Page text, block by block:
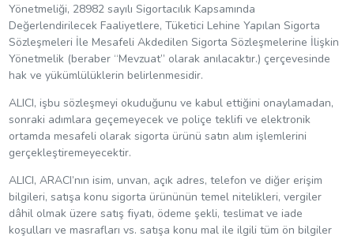
Yönetmeliği, 28982 sayılı Sigortacılık Kapsamında
Değerlendirilecek Faaliyetlere, Tüketici Lehine Yapılan Sigorta
Sözleşmeleri İle Mesafeli Akdedilen Sigorta Sözleşmelerine İlişkin
Yönetmelik (beraber “Mevzuat” olarak anılacaktır.) çerçevesinde
hak ve yükümlülüklerin belirlenmesidir.
ALICI, işbu sözleşmeyi okuduğunu ve kabul ettiğini onaylamadan,
sonraki adımlara geçemeyecek ve poliçe teklifi ve elektronik
ortamda mesafeli olarak sigorta ürünü satın alım işlemlerini
gerçekleştiremeyecektir.
ALICI, ARACI’nın isim, unvan, açık adres, telefon ve diğer erişim
bilgileri, satışa konu sigorta ürününün temel nitelikleri, vergiler
dâhil olmak üzere satış fiyatı, ödeme şekli, teslimat ve iade
koşulları ve masrafları vs. satışa konu mal ile ilgili tüm ön bilgiler